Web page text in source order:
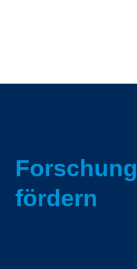
Forschung
fördern